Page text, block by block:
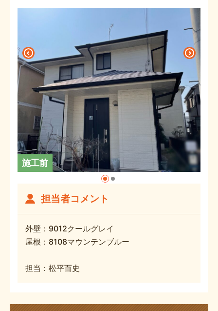
施工前
担当者コメント
外壁：9012クールグレイ
屋根：8108マウンテンブルー
担当：松平百史